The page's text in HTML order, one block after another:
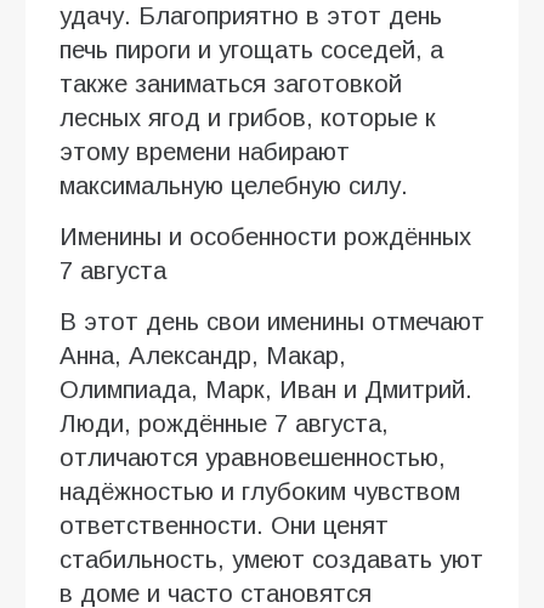
удачу. Благоприятно в этот день
печь пироги и угощать соседей, а
также заниматься заготовкой
лесных ягод и грибов, которые к
этому времени набирают
максимальную целебную силу.
Именины и особенности рождённых
7 августа
В этот день свои именины отмечают
Анна, Александр, Макар,
Олимпиада, Марк, Иван и Дмитрий.
Люди, рождённые 7 августа,
отличаются уравновешенностью,
надёжностью и глубоким чувством
ответственности. Они ценят
стабильность, умеют создавать уют
в доме и часто становятся